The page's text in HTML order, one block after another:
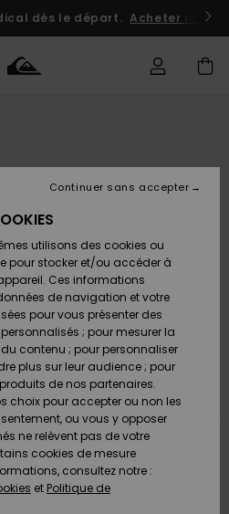
dès le départ. Acheter
utilisons des cookies ou
pour stocker et/ou accéder à
Ces informations
de navigation et votre
pour vous présenter des
; pour mesurer la
contenu ; pour personnaliser
plus sur leur audience ; pour
de nos partenaires.
choix pour accepter ou non les
ou vous y opposer
ne relèvent pas de votre
cookies de mesure
consultez notre :
et Politique de
Continuer sans accepter